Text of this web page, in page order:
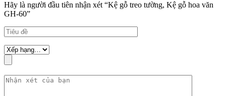
Hãy là người đầu tiên nhận xét “Kệ gỗ treo tường, Kệ gỗ hoa văn
GH-60”